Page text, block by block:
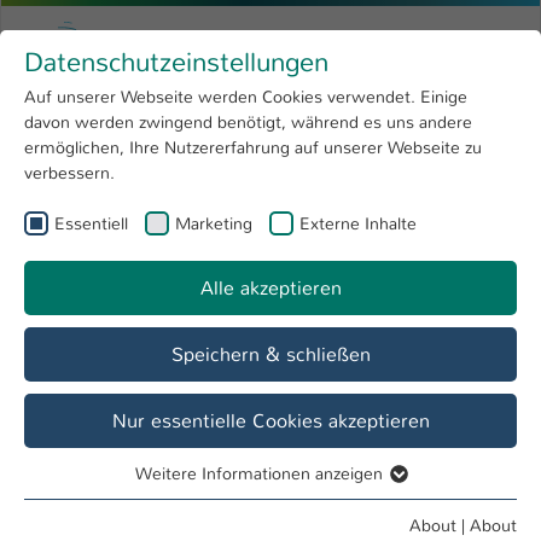
Menu
Research 4
Open submenu
University
International
Skip to main content
University of Applied Sciences
You are here:
Menschen und Projekte
Datenschutzeinstellungen
Auf unserer Webseite werden Cookies verwendet. Einige
davon werden zwingend benötigt, während es uns andere
ermöglichen, Ihre Nutzererfahrung auf unserer Webseite zu
verbessern.
Essentiell Marketing Externe Inhalte
Alle akzeptieren
Speichern & schließen
Nur essentielle Cookies akzeptieren
Essentielle Cookies werden für grundlegende Funktionen
Weitere Informationen anzeigen
About | About